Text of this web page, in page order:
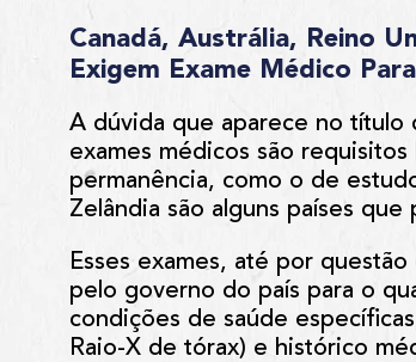
Canadá, Austrália, Reino
Exigem Exame Médico
A dúvida que aparece no título
exames médicos são
permanência, como o de
Zelândia são alguns países
Esses exames, até por
pelo governo do país para o
condições de saúde
Raio-X de tórax) e histórico